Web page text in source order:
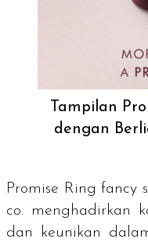
Tampilan
dengan
Promise Ring fancy
co. menghadirkan
dan keunikan